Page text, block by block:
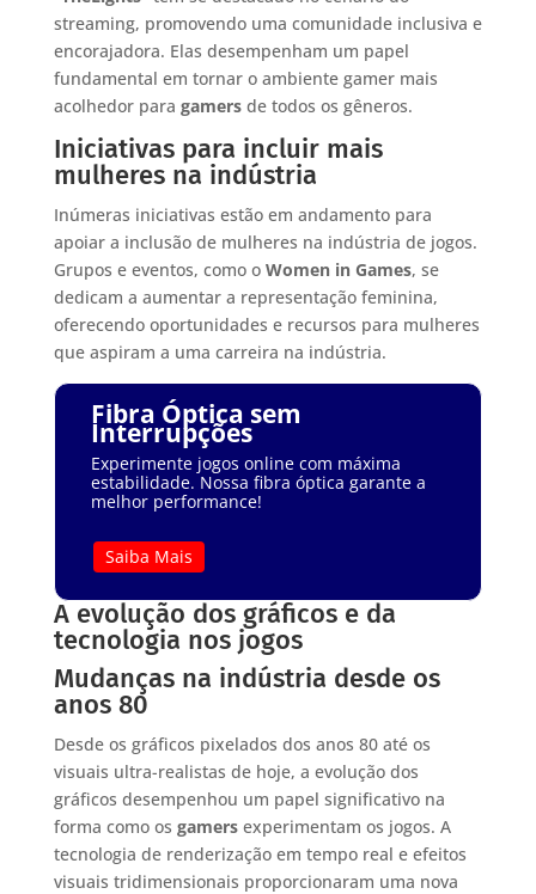
streaming, promovendo uma comunidade inclusiva e
encorajadora. Elas desempenham um papel
fundamental em tornar o ambiente gamer mais
acolhedor para gamersde todos os gêneros.
Iniciativas para incluir mais
mulheres na indústria
Inúmeras iniciativas estão em andamento para
apoiar a inclusão de mulheres na indústria de jogos.
Grupos e eventos, como o Women in Games, se
dedicam a aumentar a representação feminina,
oferecendo oportunidades e recursos para mulheres
que aspiram a uma carreira na indústria.
Fibra Óptica sem
Interrupções
Experimente jogos online com máxima
estabilidade. Nossa fibra óptica garante a
melhor performance!
Saiba Mais
A evolução dos gráficos e da
tecnologia nos jogos
Mudanças na indústria desde os
anos 80
Desde os gráficos pixelados dos anos 80 até os
visuais ultra-realistas de hoje, a evolução dos
gráficos desempenhou um papel significativo na
forma como os gamersexperimentam os jogos. A
tecnologia de renderização em tempo real e efeitos
visuais tridimensionais proporcionaram uma nova